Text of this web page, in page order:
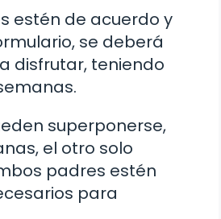
estén de acuerdo y
se deberá
disfrutar, teniendo
superponerse,
el otro solo
padres estén
para